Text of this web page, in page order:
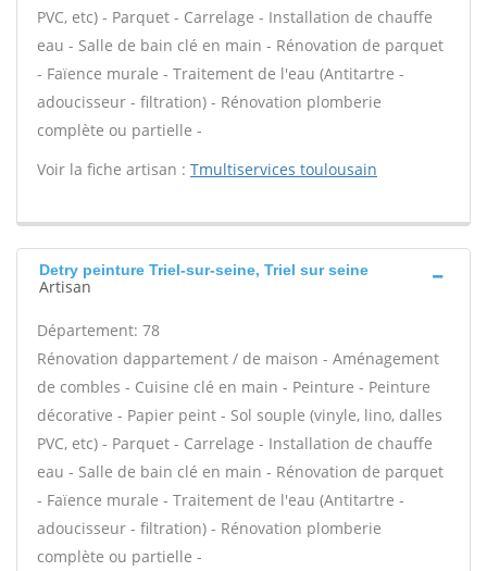
PVC, etc) - Parquet - Carrelage - Installation de chauffe
eau - Salle de bain clé en main - Rénovation de parquet
- Faïence murale - Traitement de l'eau (Antitartre -
adoucisseur - filtration) - Rénovation plomberie
complète ou partielle -
Voir la fiche artisan : Tmultiservices toulousain
Detry peinture Triel-sur-seine, Triel sur seine
Artisan
Département: 78
Rénovation dappartement / de maison - Aménagement
de combles - Cuisine clé en main - Peinture - Peinture
décorative - Papier peint - Sol souple (vinyle, lino, dalles
PVC, etc) - Parquet - Carrelage - Installation de chauffe
eau - Salle de bain clé en main - Rénovation de parquet
- Faïence murale - Traitement de l'eau (Antitartre -
adoucisseur - filtration) - Rénovation plomberie
complète ou partielle -